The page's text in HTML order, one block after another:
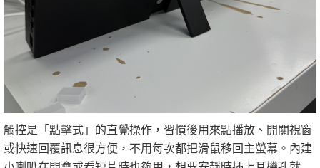
觸控是「點擊式」的直覺操作，習慣後用來點播放、開關視窗
或快速回覆訊息很方便，不用每次都把滑鼠移回主螢幕。內建